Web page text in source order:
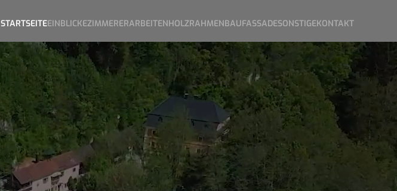
STARTSEITEEINBLICKEZIMMERERARBEITENHOLZRAHMENBAUFASSADESONSTIGEKONTAKT